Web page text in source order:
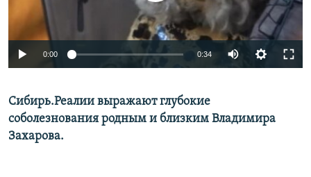
0:00 0:34
Сибирь.Реалии выражают глубокие
соболезнования родным и близким Владимира
Захарова.